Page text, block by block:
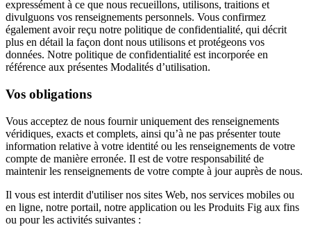
expressément à ce que nous recueillons, utilisons, traitions et
divulguons vos renseignements personnels. Vous confirmez
également avoir reçu notre politique de confidentialité, qui décrit
plus en détail la façon dont nous utilisons et protégeons vos
données. Notre politique de confidentialité est incorporée en
référence aux présentes Modalités d’utilisation.
Vos obligations
Vous acceptez de nous fournir uniquement des renseignements
véridiques, exacts et complets, ainsi qu’à ne pas présenter toute
information relative à votre identité ou les renseignements de votre
compte de manière erronée. Il est de votre responsabilité de
maintenir les renseignements de votre compte à jour auprès de nous.
Il vous est interdit d'utiliser nos sites Web, nos services mobiles ou
en ligne, notre portail, notre application ou les Produits Fig aux fins
ou pour les activités suivantes :